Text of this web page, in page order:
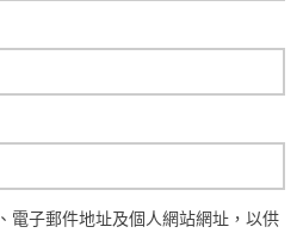
電子郵件地址及個人網站網址，以供